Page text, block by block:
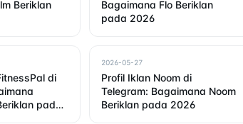
Beriklan
Bagaimana Flo Beriklan
pada 2026
di
pada
2026-05-27
Profil Iklan Noom di
Telegram: Bagaimana Noom
Beriklan pada 2026